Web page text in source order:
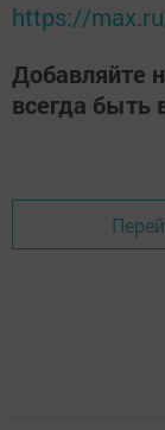
https://
Добавляйте
всегда быть